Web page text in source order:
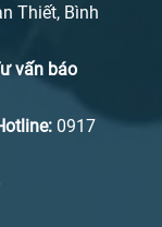
Thiết, Bình
vấn báo
0917